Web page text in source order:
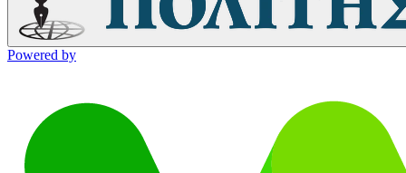
Powered by